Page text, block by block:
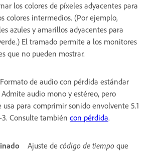
los colores de píxeles adyacentes para
colores intermedios. (Por ejemplo,
azules y amarillos adyacentes para
El tramado permite a los monitores
que no pueden mostrar.
Formato de audio con pérdida estándar
Admite audio mono y estéreo, pero
para comprimir sonido envolvente 5.1
Consulte también con pérdida.
Ajuste de código de tiempo que